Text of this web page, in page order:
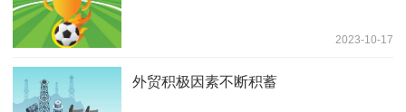
2023-10-17
外贸积极因素不断积蓄